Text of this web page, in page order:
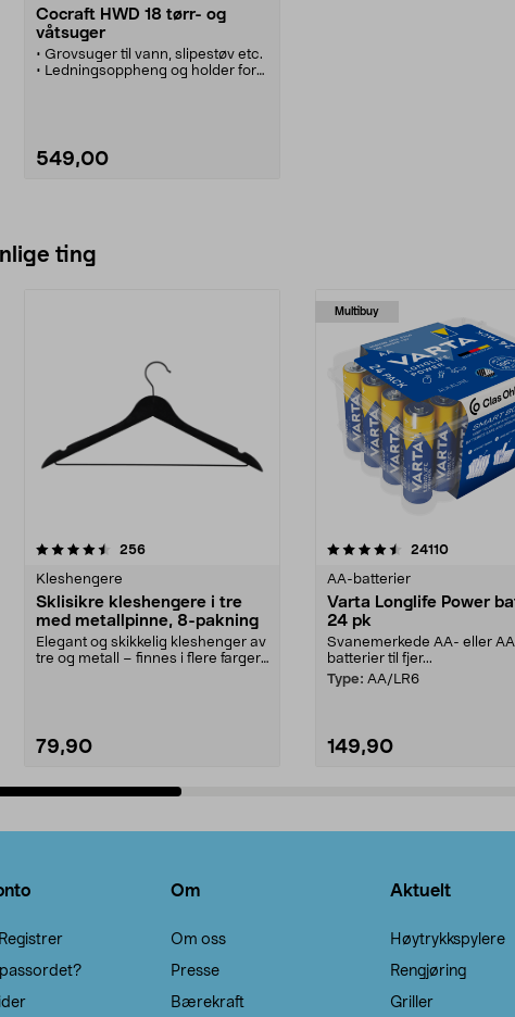
Cocraft HWD 18 tørr- og
våtsuger
• Grovsuger til vann, slipestøv etc.
• Ledningsoppheng og holder for
549,00
ting
256anmeldelser
Kleshengere
Sklisikre kleshengere i tre
med metallpinne, 8-pakning
Elegant og skikkelig kleshenger av
tre og metall – finnes i flere farger.
79,90
Multibuy
4.5av 5 stjerner 24110
AA-batterier
Varta Longlife Power
24 pk
Svanemerkede AA- eller
batterier til fjer...
Type: AA/LR6
149,90
4.5av 5 stjerner
Om
Om oss
Presse
Bærekraft
Aktuelt
Høytrykkspylere
Rengjøring
Griller